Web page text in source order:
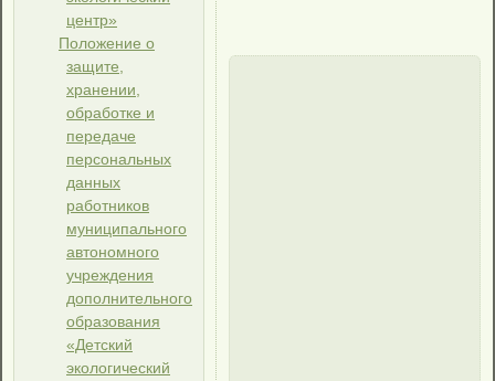
центр»
Положение о
защите,
хранении,
обработке и
передаче
персональных
данных
работников
муниципального
автономного
учреждения
дополнительного
образования
«Детский
экологический